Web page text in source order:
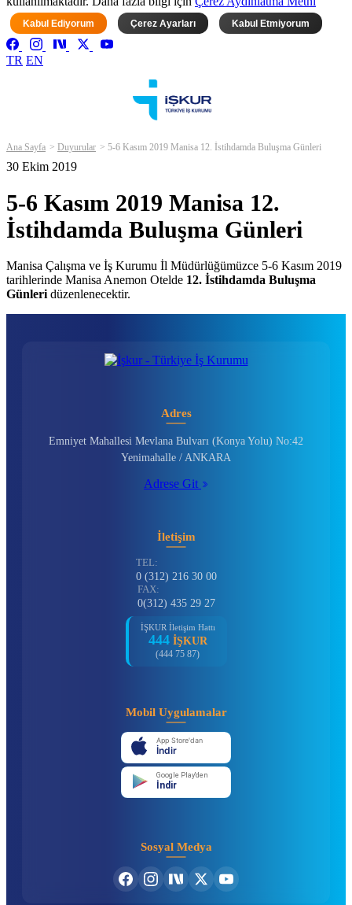
Kabul Ediyorum Çerez Ayarları Kabul Etmiyorum
TR EN
Ana Sayfa Duyurular 5-6 Kasım 2019 Manisa 12. İstihdamda Buluşma Günleri
30 Ekim 2019
5-6 Kasım 2019 Manisa 12.
İstihdamda Buluşma Günleri
Manisa Çalışma ve İş Kurumu İl Müdürlüğümüzce 5-6 Kasım 2019
tarihlerinde Manisa Anemon Otelde 12. İstihdamda Buluşma
Günleri düzenlenecektir.
Adres
Emniyet Mahallesi Mevlana Bulvarı (Konya Yolu) No:42
Yenimahalle / ANKARA
Adrese Git
İletişim
TEL:
0 (312) 216 30 00
FAX:
0(312) 435 29 27
İŞKUR İletişim Hattı
444 İŞKUR
(444 75 87)
Mobil Uygulamalar
App Store'dan
İndir
Google Play'den
İndir
Sosyal Medya